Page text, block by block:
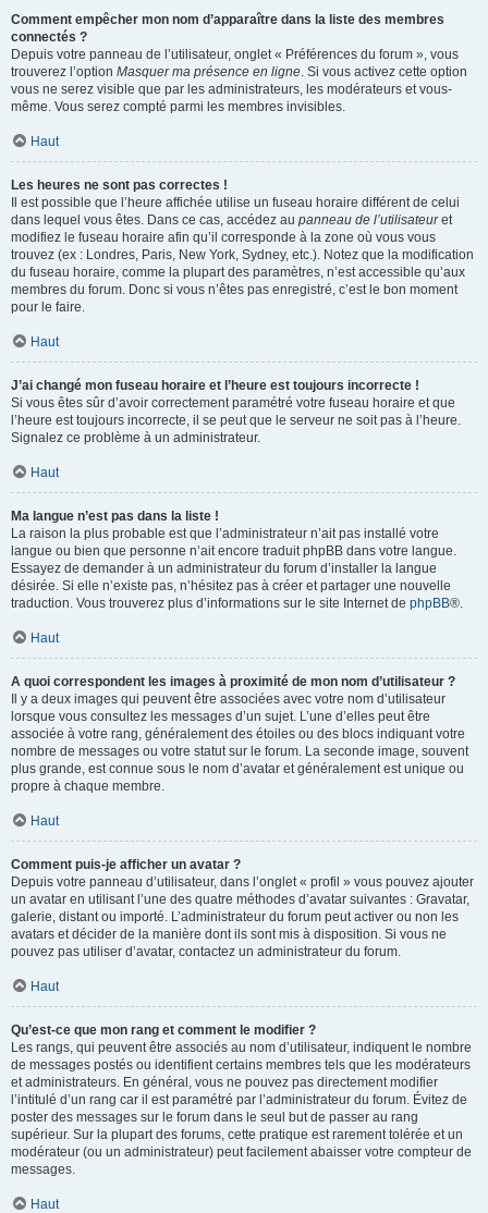
Comment empêcher mon nom d’apparaître dans la liste des membres
connectés ?
Depuis votre panneau de l’utilisateur, onglet « Préférences du forum », vous
trouverez l’option Masquer ma présence en ligne. Si vous activez cette option
vous ne serez visible que par les administrateurs, les modérateurs et vous-
même. Vous serez compté parmi les membres invisibles.
Haut
Les heures ne sont pas correctes !
Il est possible que l’heure affichée utilise un fuseau horaire différent de celui
dans lequel vous êtes. Dans ce cas, accédez au panneau de l’utilisateuret
modifiez le fuseau horaire afin qu’il corresponde à la zone où vous vous
trouvez (ex : Londres, Paris, New York, Sydney, etc.). Notez que la modification
du fuseau horaire, comme la plupart des paramètres, n’est accessible qu’aux
membres du forum. Donc si vous n’êtes pas enregistré, c’est le bon moment
pour le faire.
Haut
J’ai changé mon fuseau horaire et l’heure est toujours incorrecte !
Si vous êtes sûr d’avoir correctement paramétré votre fuseau horaire et que
l’heure est toujours incorrecte, il se peut que le serveur ne soit pas à l’heure.
Signalez ce problème à un administrateur.
Haut
Ma langue n’est pas dans la liste !
La raison la plus probable est que l’administrateur n’ait pas installé votre
langue ou bien que personne n’ait encore traduit phpBB dans votre langue.
Essayez de demander à un administrateur du forum d’installer la langue
désirée. Si elle n’existe pas, n’hésitez pas à créer et partager une nouvelle
traduction. Vous trouverez plus d’informations sur le site Internet de phpBB®.
Haut
A quoi correspondent les images à proximité de mon nom d’utilisateur ?
Il y a deux images qui peuvent être associées avec votre nom d’utilisateur
lorsque vous consultez les messages d’un sujet. L’une d’elles peut être
associée à votre rang, généralement des étoiles ou des blocs indiquant votre
nombre de messages ou votre statut sur le forum. La seconde image, souvent
plus grande, est connue sous le nom d’avatar et généralement est unique ou
propre à chaque membre.
Haut
Comment puis-je afficher un avatar ?
Depuis votre panneau d’utilisateur, dans l’onglet « profil » vous pouvez ajouter
un avatar en utilisant l’une des quatre méthodes d’avatar suivantes : Gravatar,
galerie, distant ou importé. L’administrateur du forum peut activer ou non les
avatars et décider de la manière dont ils sont mis à disposition. Si vous ne
pouvez pas utiliser d’avatar, contactez un administrateur du forum.
Haut
Qu’est-ce que mon rang et comment le modifier ?
Les rangs, qui peuvent être associés au nom d’utilisateur, indiquent le nombre
de messages postés ou identifient certains membres tels que les modérateurs
et administrateurs. En général, vous ne pouvez pas directement modifier
l’intitulé d’un rang car il est paramétré par l’administrateur du forum. Évitez de
poster des messages sur le forum dans le seul but de passer au rang
supérieur. Sur la plupart des forums, cette pratique est rarement tolérée et un
modérateur (ou un administrateur) peut facilement abaisser votre compteur de
messages.
Haut